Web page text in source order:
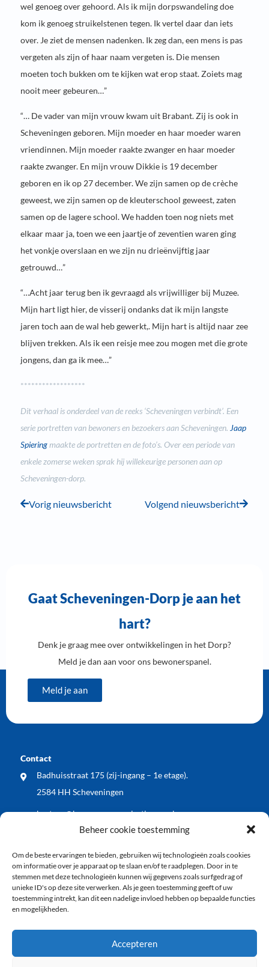
Beheer cookie toestemming
Om de beste ervaringen te bieden, gebruiken wij technologieën zoals cookies
om informatie over je apparaat op te slaan en/of te raadplegen. Door in te
stemmen met deze technologieën kunnen wij gegevens zoals surfgedrag of
unieke ID's op deze site verwerken. Als je geen toestemming geeft of uw
toestemming intrekt, kan dit een nadelige invloed hebben op bepaalde functies
en mogelijkheden.
Accepteren
wel genoeg over gehoord. Als ik mijn dorpswandeling doe
kom ik genoeg struikelstenen tegen. Ik vertel daar dan iets
over. Je ziet de mensen nadenken. Ik zeg dan, een mens is pas
vergeten als zijn of haar naam vergeten is. Die mensen
moeten toch bukken om te kijken wat erop staat. Zoiets mag
nooit meer gebeuren…”
“… De vader van mijn vrouw kwam uit Brabant. Zij is ook in
Scheveningen geboren. Mijn moeder en haar moeder waren
vriendinnen. Mijn moeder raakte zwanger en haar moeder
raakte zwanger. En mijn vrouw Dikkie is 19 december
geboren en ik op 27 december. We zijn samen op de crèche
geweest, we zijn samen op de kleuterschool geweest, zaten
samen op de lagere school. We hadden toen nog niets met
elkaar maar ja, toen we een jaartje of zeventien waren ging
het vonkje overslaan en we zijn nu drieënvijftig jaar
getrouwd…”
“…Acht jaar terug ben ik gevraagd als vrijwilliger bij Muzee.
Mijn hart ligt hier, de visserij ondanks dat ik mijn langste
jaren toch aan de wal heb gewerkt,. Mijn hart is altijd naar zee
blijven trekken. Als ik een reisje mee zou mogen met die grote
jongens, dan ga ik mee…”
******************
Dit verhaal is onderdeel van de reeks ‘Scheveningen verbindt’. Een
serie portretten van bewoners en bezoekers aan Scheveningen. Jaap
Spieringmaakte de portretten en de foto’s. Over een periode van
enkele zomerse weken sprak hij willekeurige personen aan op
Scheveningen-dorp.
Vorig nieuwsbericht Volgend nieuwsbericht
Gaat Scheveningen-Dorp je aan het
hart?
Denk je graag mee over ontwikkelingen in het Dorp?
Meld je dan aan voor ons bewonerspanel.
Meld je aan
Contact
Badhuisstraat 175 (zij-ingang – 1e etage).
2584 HH Scheveningen
bestuur@bewonersorganisatiewos.nl
WOS dient zienswijze in op voorontwerp Kop
Keizerstraat: blij met vergroening, wel meer aandacht
voor veiligheid en economische vitaliteit
WOS buurt BBQ: samen de zomer ingeluid!
Vlaggenode aan de jarige vuurtoren tijdens